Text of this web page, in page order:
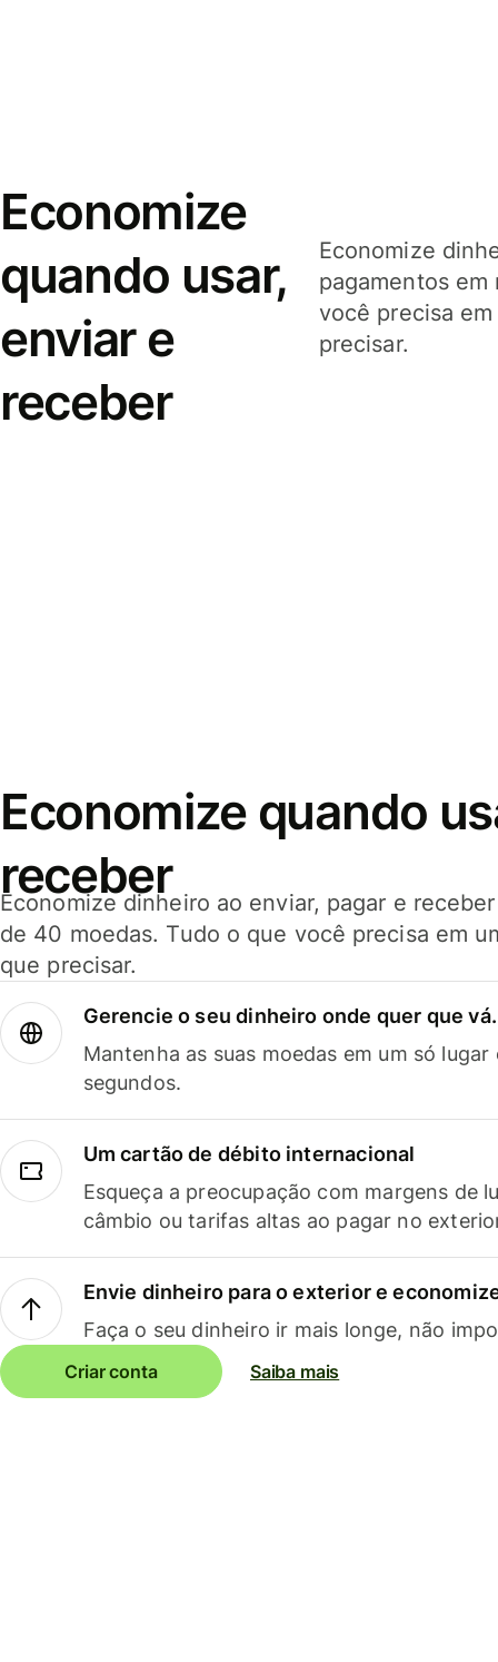
Economize
quando usar,
enviar e
receber
Economize
pagamentos
você precisa
precisar.
Economize quando
receber
Economize dinheiro ao enviar, pagar e
de 40 moedas. Tudo o que você precisa em
que precisar.
Gerencie o seu dinheiro onde quer que vá.
Mantenha as suas moedas em um só
segundos.
Um cartão de débito internacional
Esqueça a preocupação com margens de
câmbio ou tarifas altas ao pagar no
Envie dinheiro para o exterior e
Faça o seu dinheiro ir mais longe, não
Criar conta Saiba mais